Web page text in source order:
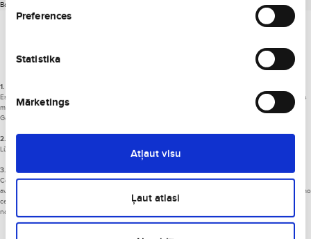
Preferences
Statistika
Mārketings
Atļaut visu
Ļaut atlasi
Bagāžas iegāde
1. Cik stundas līdz lidojumam vēl ir iespējams pievienot papildu pagāžu?
Esot ne mazāk par 24 stundām līdz lidojumam, Jūs vēl varat pasūtīt bagāžu (ja līdz lidojumam atlicis
mazāk par 8 stundām, atsevišķos gadījumos arī tad tiek piedāvāta papildu bagāžas pasūtīšana).
Gadījumā, kad nepieciešams pasūtīt papildu bagāžu, lūdzu, kontaktējieties ar mums.
2. Vai iespējama papildu bagāžas pievienošana pēc biļetes iegādes?
Lūdzu, kontaktējieties ar mums, jo bagāžu pašrocīgi pievienot neizdosies.
3. Cik izmaksā papildu bagāžas pievienošana pēc biļetes iegādes?
Cenas, tāpat bagāžas pievienošanas izmaksas mēdz būt ļoti dažās. Tās nosaka izvēlēto
aviokompāniju lidojumu virziens un lidošanas ilgums. Zemāk informējam Jūs par aptuvenajiem zemo
cenu aviokompāniju izcenojumiem. Lai iegūtu informāciju, par aviokompāniju izmaksām, kuras šeit
nav norādītas, lūdzu, kontaktējieties ar mums.